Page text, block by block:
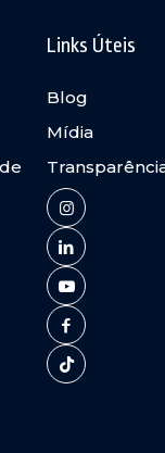
Links Úteis
Blog
Mídia